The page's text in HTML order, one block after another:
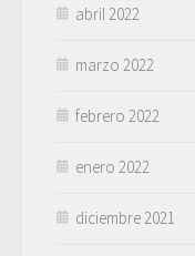
abril 2022
marzo 2022
febrero 2022
enero 2022
diciembre 2021